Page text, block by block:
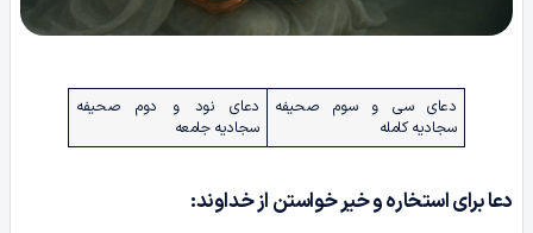
دعای سی و سوم صحیفه
سجادیه کامله
دعای نود و دوم صحیفه
سجادیه جامعه
دعا برای استخاره و خیر خواستن از خداوند: